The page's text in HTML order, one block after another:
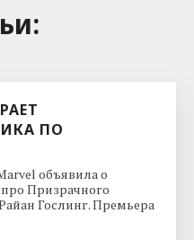
ПО
объявила о
Призрачного
Гослинг. Премьера